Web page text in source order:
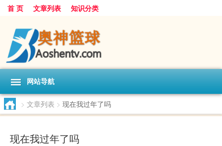
首 页 文章列表 知识分类
网站导航
> 文章列表 > 现在我过年了吗
现在我过年了吗